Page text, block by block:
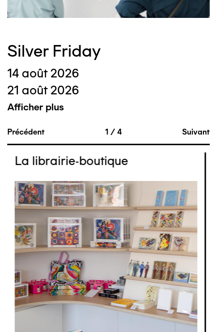
Silver Friday
14 août 2026
21 août 2026
Afficher plus
Précédent 1 / 4 Suivant
La librairie-boutique
Image